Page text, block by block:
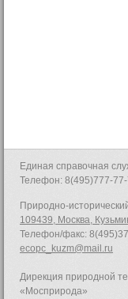
Единая справочная
Телефон: 8(495)777-
Природно-
109439, Москва,
Телефон/факс:
ecopc_kuzm@mail.ru
Дирекция природной
«Мосприрода»